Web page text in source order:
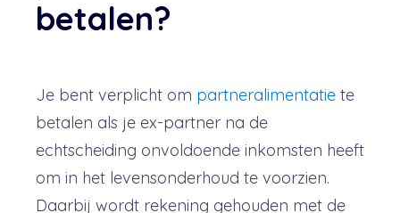
betalen?
Je bent verplicht om partneralimentatie te
betalen als je ex-partner na de
echtscheiding onvoldoende inkomsten heeft
om in het levensonderhoud te voorzien.
Daarbij wordt rekening gehouden met de